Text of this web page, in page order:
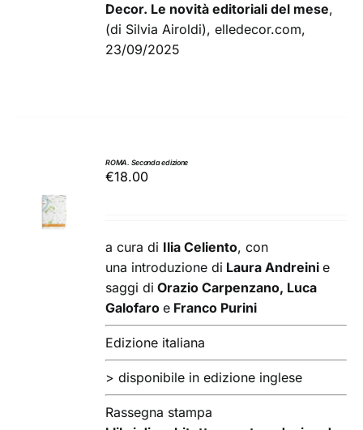
Decor. Le novità editoriali del mese,
(di Silvia Airoldi), elledecor.com,
23/09/2025
AL
CARRELLO
ROMA. Seconda edizione
€18.00
a cura di Ilia Celiento, con
una introduzione di Laura Andreinie
saggi di Orazio Carpenzano, Luca
Galofaroe Franco Purini
Edizione italiana
> disponibile in edizione inglese
Rassegna stampa